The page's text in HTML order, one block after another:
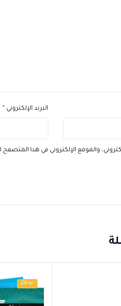
البريد الإلكتروني *
والموقع الإلكتروني في هذا المتصفح
-24%